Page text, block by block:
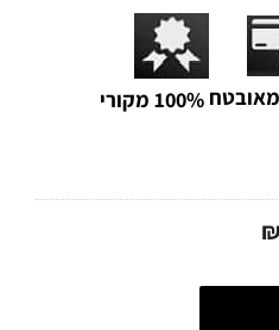
100% מקורי
₪